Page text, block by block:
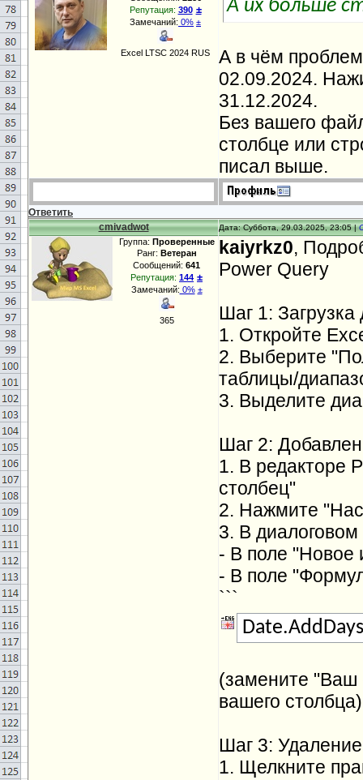
Репутация: 390 ±
Замечаний: 0% ±
Excel LTSC 2024 RUS
А их больше
А в чём
02.09.2024.
31.12.2024.
Без вашего
столбце или
писал выше.
Ответить
cmivadwot
Дата: Суббота, 29.03.2025, 23:05 |
Группа: Проверенные
Ранг: Ветеран
Сообщений: 641
Репутация: 144 ±
Замечаний: 0% ±
365
kaiyrkz0,
Power Query
Шаг 1:
1. Откройте
2. Выберите
таблицы/
3. Выделите
Шаг 2:
1. В редакторе
столбец"
2. Нажмите
3. В диалоговом
- В поле "Новое
- В поле
```
(замените "Ваш
вашего столбца)
Шаг 3:
1. Щелкните